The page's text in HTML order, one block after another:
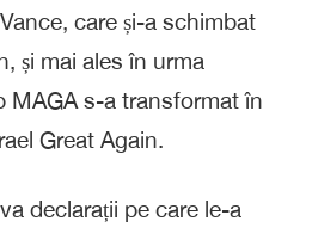
care și-a schimbat
și mai ales în urma
MAGA s-a transformat în
Great Again.
declarații pe care le-a